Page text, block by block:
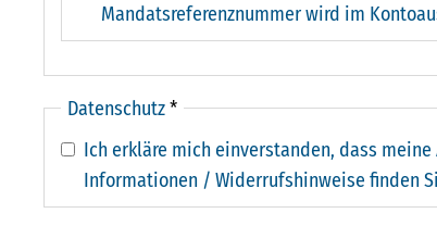
Mandatsreferenznummer wird im
Datenschutz*
Ich erkläre mich einverstanden, dass
Informationen / Widerrufshinweise finden